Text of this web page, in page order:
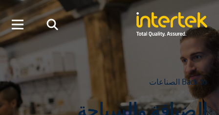
Back to الصناعات
الضيافة والسياحة